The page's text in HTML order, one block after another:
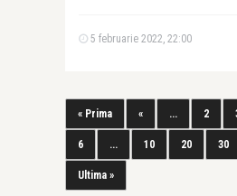
5 februarie 2022, 22:00
« Prima « ... 2
6 ... 10 20 30
Ultima »